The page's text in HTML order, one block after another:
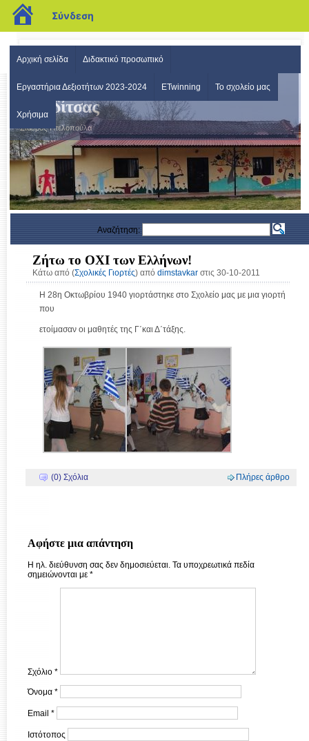
blogs.sch.gr
Σύνδεση
Αρχική σελίδα Διδακτικό προσωπικό
Εργαστήρια Δεξιοτήτων 2023-2024 ETwinning Το σχολείο μας
Χρήσιμα
Δημοτικό Σχολείο Σταυρού
Καρδίτσας
Σταυρός-Πτελοπούλα
Αναζήτηση:
Ζήτω το ΟΧΙ των Ελλήνων!
Κάτω από (Σχολικές Γιορτές) από dimstavkar στις 30-10-2011
Η 28η Οκτωβρίου 1940 γιορτάστηκε στο Σχολείο μας με μια γιορτή
που
ετοίμασαν οι μαθητές της Γ΄και Δ΄τάξης.
(0) Σχόλια Πλήρες άρθρο
Αφήστε μια απάντηση
Η ηλ. διεύθυνση σας δεν δημοσιεύεται. Τα υποχρεωτικά πεδία
σημειώνονται με *
Σχόλιο *
Όνομα *
Email *
Ιστότοπος